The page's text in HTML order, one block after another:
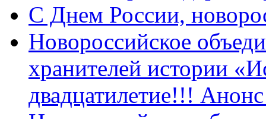
C Днем России,
Новороссийское
хранителей истории
двадцатилетие!!!